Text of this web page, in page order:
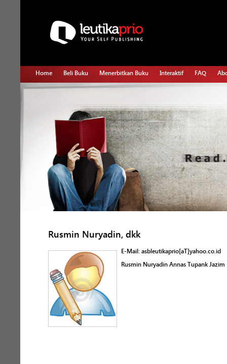
Home Beli Buku Menerbitkan Buku Interaktif FAQ
Rusmin Nuryadin, dkk
E-Mail: asbleutikaprio[aT]yahoo.co.id
Rusmin Nuryadin Annas Tupank Jazim